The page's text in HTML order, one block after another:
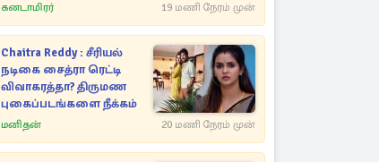
கனடாமிரர் 19 மணி நேரம் முன்
Chaitra Reddy : சீரியல்
நடிகை சைத்ரா ரெட்டி
விவாகரத்தா? திருமண
புகைப்படங்களை நீக்கம்
மனிதன் 20 மணி நேரம் முன்